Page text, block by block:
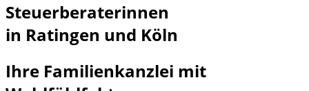
Steuerberaterinnen
in Ratingen und Köln
Ihre Familienkanzlei mit